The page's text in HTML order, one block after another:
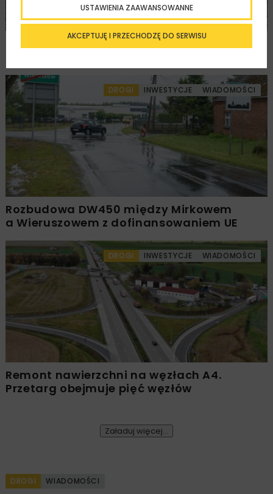
PKP PLK ogłosiły przetarg na odcinek Gdów
DROGI INWESTYCJE WIADOMOŚCI
Rozbudowa DW450 między Mirkowem
a Wieruszowem z dofinansowaniem UE
DROGI INWESTYCJE WIADOMOŚCI
Remont nawierzchni na węzłach A4.
Przetarg obejmuje pięć węzłów
Załaduj więcej...
DROGI WIADOMOŚCI
AKCEPTUJĘ I PRZECHODZĘ DO SERWISU
USTAWIENIA ZAAWANSOWANNE